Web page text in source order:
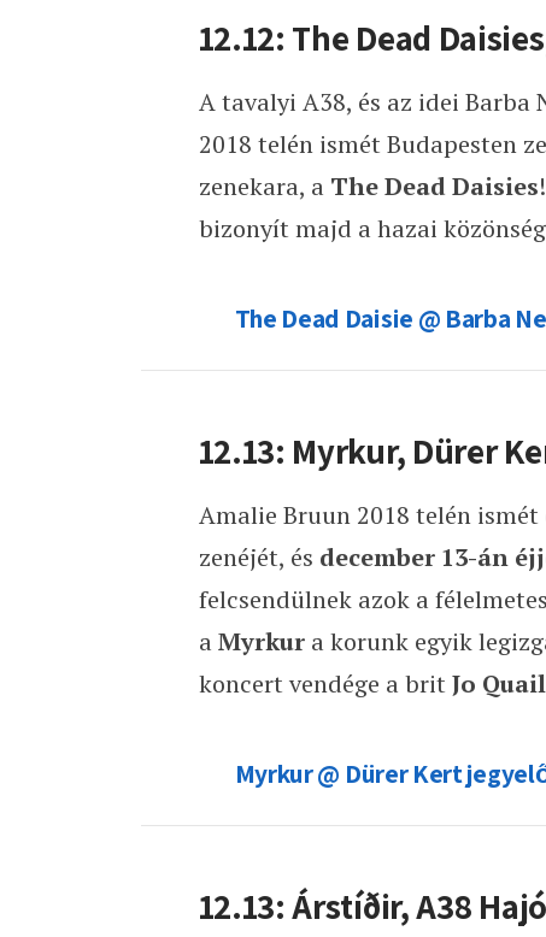
12.12: The Dead
A tavalyi A38, és az idei Barba
2018 telén ismét Budapesten
zenekara, a The Dead Daisies
bizonyít majd a hazai
The Dead Daisie @ Barba
12.13: Myrkur, Dürer
Amalie Bruun 2018 telén
zenéjét, és december 13-án
felcsendülnek azok a
a Myrkura korunk egyik
koncert vendége a brit Jo Quail
Myrkur @ Dürer Kert
12.13: Árstíðir, A38 Hajó